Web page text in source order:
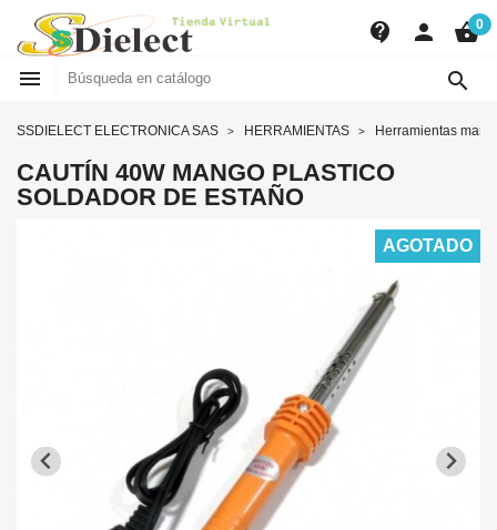
contact_support person shopping_basket0
 
SSDIELECT ELECTRONICA SAS HERRAMIENTAS Herramientas
CAUTÍN 40W MANGO PLASTICO
SOLDADOR DE ESTAÑO
AGOTADO